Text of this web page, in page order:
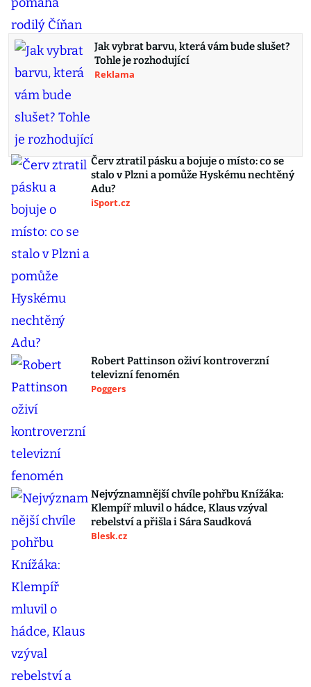
Jak vybrat barvu, která vám bude slušet?
Tohle je rozhodující
Reklama
Červ ztratil pásku a bojuje o místo: co se
stalo v Plzni a pomůže Hyskému nechtěný
Adu?
iSport.cz
Robert Pattinson oživí kontroverzní
televizní fenomén
Poggers
Nejvýznamnější chvíle pohřbu Knížáka:
Klempíř mluvil o hádce, Klaus vzýval
rebelství a přišla i Sára Saudková
Blesk.cz